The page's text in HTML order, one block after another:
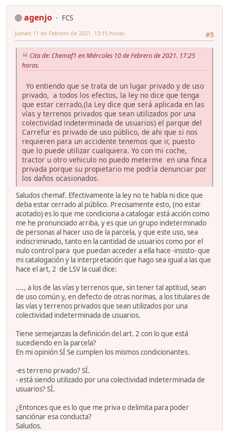
agenjo
FCS
#5
Jueves 11 de Febrero de 2021. 13:15 horas.
Cita de: Chemaf1 en Miércoles 10 de Febrero de 2021. 17:25
horas.
Yo entiendo que se trata de un lugar privado y de uso
privado, a todos los efectos, la ley no dice que tenga
que estar cerrado,(la Ley dice que será aplicada en las
vías y terrenos privados que sean utilizados por una
colectividad indeterminada de usuarios) el parque del
Carrefur es privado de uso público, de ahi que si nos
requieren para un accidente tenemos que ir, puesto
que lo puede utilizar cualquiera. Yo con mi coche,
tractor u otro vehiculo no puedo meterme en una finca
privada porque su propietario me podría denunciar por
los daños ocasionados.
Saludos chemaf. Efectivamente la ley no te habla ni dice que
deba estar cerrado al público. Precisamente esto, (no estar
acotado) es lo que me condiciona a catalogar está acción como
me he pronunciado arriba, y es que un grupo indeterminado
de personas al hacer uso de la parcela, y que este uso, sea
indiscriminado, tanto en la cantidad de usuarios como por el
nulo control para que puedan acceder a ella hace -insisto- que
mi catalogación y la interpretación que hago sea igual a las que
hace el art, 2 de LSV la cual dice:
...., a los de las vías y terrenos que, sin tener tal aptitud, sean
de uso común y, en defecto de otras normas, a los titulares de
las vías y terrenos privados que sean utilizados por una
colectividad indeterminada de usuarios.
Tiene semejanzas la definición del art. 2 con lo que está
sucediendo en la parcela?
En mi opinión SÍ Se cumplen los mismos condicionantes.
-es terreno privado? SÍ.
- está siendo utilizado por una colectividad indeterminada de
usuarios? SÍ.
¿Entonces que es lo que me priva o delimita para poder
sanciónar esa conducta?
Saludos.